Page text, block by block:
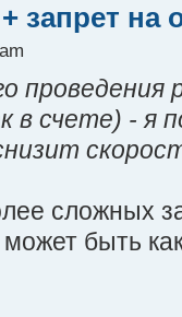
запрет на
проведения
в счете) -
сложных
быть